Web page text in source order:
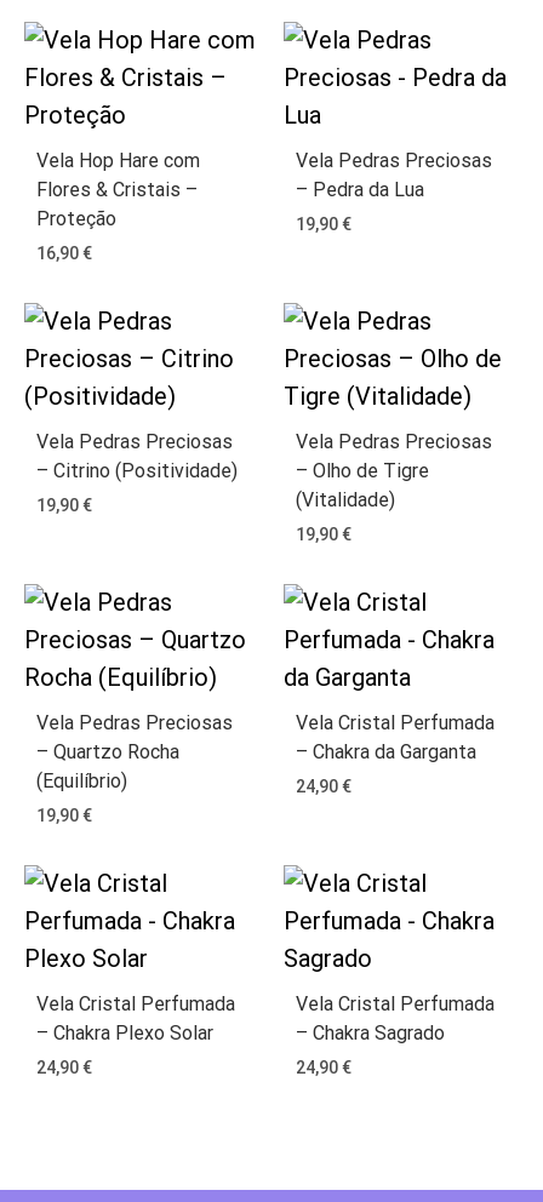
Vela Hop Hare com
Flores & Cristais –
Proteção
16,90€
Vela Pedras Preciosas
– Pedra da Lua
19,90€
Vela Pedras Preciosas
– Citrino (Positividade)
19,90€
Vela Pedras Preciosas
– Olho de Tigre
(Vitalidade)
19,90€
Vela Pedras Preciosas
– Quartzo Rocha
(Equilíbrio)
19,90€
Vela Cristal Perfumada
– Chakra da Garganta
24,90€
Vela Cristal Perfumada
– Chakra Plexo Solar
24,90€
Vela Cristal Perfumada
– Chakra Sagrado
24,90€